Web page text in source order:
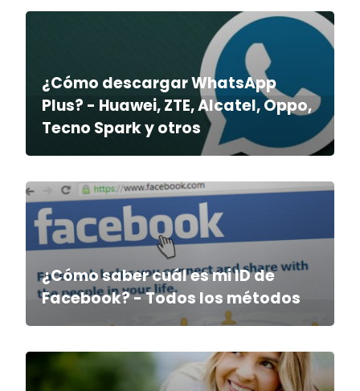
¿Cómo descargar WhatsApp
Plus? - Huawei, ZTE, Alcatel, Oppo,
Tecno Spark y otros
¿Cómo saber cuál es mi ID de
Facebook? - Todos los métodos